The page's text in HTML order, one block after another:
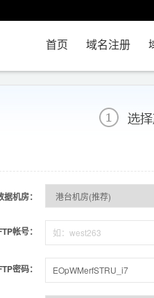
首页 域名注册
机房：
帐号：
密码：